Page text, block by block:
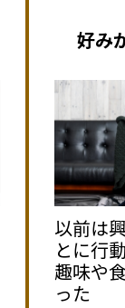
好み
以前は
とに行
趣味や
った